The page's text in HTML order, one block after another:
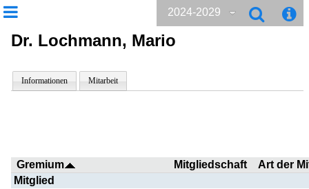
2024-2029
Dr. Lochmann, Mario
Informationen Mitarbeit
Gremium Mitgliedschaft
Art der
Mitglied